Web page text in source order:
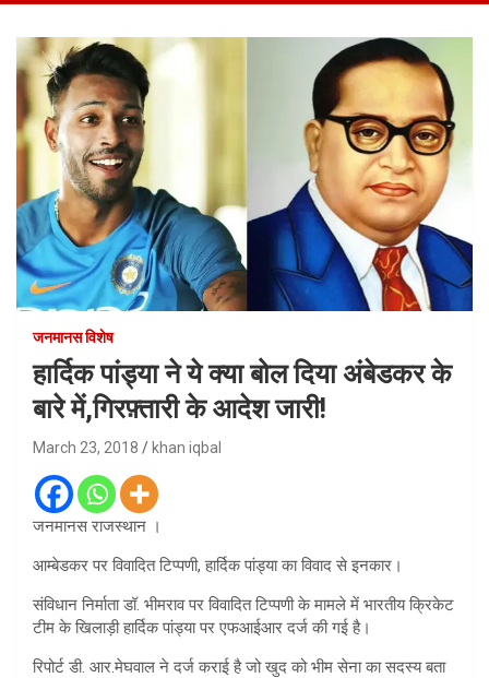
जनमानस विशेष
हार्दिक पांड्या ने ये क्या बोल दिया अंबेडकर के
बारे में,गिरफ़्तारी के आदेश जारी!
March 23, 2018 khan iqbal
जनमानस राजस्थान ।
आम्बेडकर पर विवादित टिप्पणी, हार्दिक पांड्या का विवाद से इनकार।
संविधान निर्माता डॉ. भीमराव पर विवादित टिप्पणी के मामले में भारतीय क्रिकेट
टीम के खिलाड़ी हार्दिक पांड्या पर एफआईआर दर्ज की गई है।
रिपोर्ट डी. आर.मेघवाल ने दर्ज कराई है जो खुद को भीम सेना का सदस्य बता